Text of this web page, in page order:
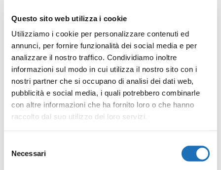
Questo sito web utilizza i cookie
Utilizziamo i cookie per personalizzare contenuti ed
annunci, per fornire funzionalità dei social media e per
analizzare il nostro traffico. Condividiamo inoltre
informazioni sul modo in cui utilizza il nostro sito con i
nostri partner che si occupano di analisi dei dati web,
pubblicità e social media, i quali potrebbero combinarle
con altre informazioni che ha fornito loro o che hanno
raccolto dal suo utilizzo dei loro servizi.
delNecessari
Malocchi e Profumi (FC) dirette dalla regista e attrice
forlivese Sabina Spazzoli. Cast: Carmen Sassi, Andrea
Cortesi, Barbara Lazzari, Gianni Fantini, Roberto
Banterle, Alberto Moni, Cinzia Melani, Sabina Spazzoli
Condividi